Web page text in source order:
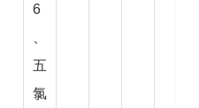
6
五
氯